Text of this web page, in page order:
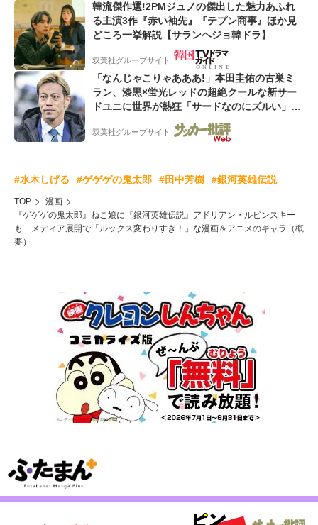
韓流傑作選!2PMジュノの傑出した魅力あふれ
る主演3作『赤い袖先』『テプン商事』ほか見
どころ一挙解説【サランヘジョ韓ドラ】
双葉社グループサイト
「なんじゃこりゃあああ!」本田圭佑の古巣ミ
ラン、漆黒×蛍光レッドの超絶クールな新サー
ドユニに世界が熱狂「サードなのにズルい」
「こりゃかっけえわ」
双葉社グループサイト
#水木しげる #ゲゲゲの鬼太郎 #田中芳樹 #銀河英雄伝説
TOP
漫画
『ゲゲゲの鬼太郎』ねこ娘に『銀河英雄伝説』アドリアン・ルビンスキー
も…メディア展開で「ルックス変わりすぎ！」な漫画＆アニメのキャラ（概
要）